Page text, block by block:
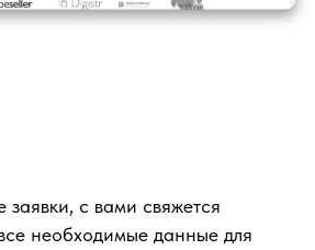
с вами свяжется
необходимые данные для